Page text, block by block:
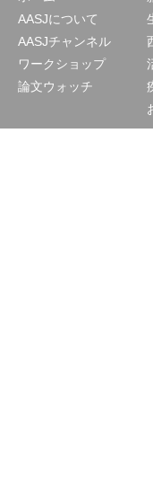
AASJについて
AASJチャンネル
ワークショップ
論文ウォッチ